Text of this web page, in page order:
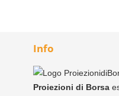
Info
Proiezioni di Borsa